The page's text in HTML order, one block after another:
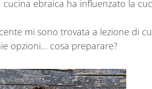
ebraica ha influenzato la
mi sono trovata a lezione di
opzioni… cosa preparare?